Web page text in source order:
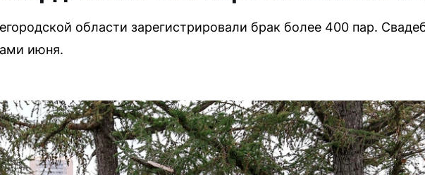
области зарегистрировали брак более 400 пар.
июня.